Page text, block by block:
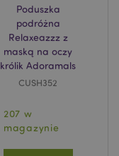
Poduszka
podróżna
Relaxeazzz z
maską na oczy
królik Adoramals
CUSH352
207 w
magazynie
Adobe Inc.
www.puckator.pl
www.puckator.pl